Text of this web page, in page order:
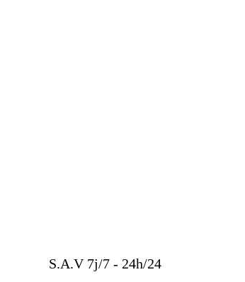
S.A.V 7j/7 - 24h/24